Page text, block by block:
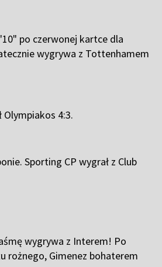
po czerwonej kartce dla
wygrywa z Tottenhamem
Olympiakos 4:3.
Sporting CP wygrał z Club
wygrywa z Interem! Po
rożnego, Gimenez bohaterem